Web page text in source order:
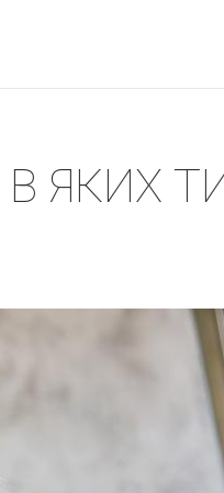
В ЯКИХ